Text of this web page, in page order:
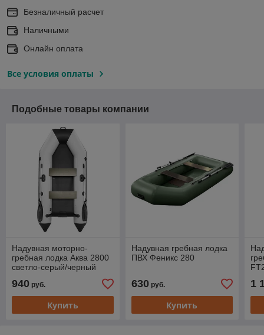
Безналичный расчет
Наличными
Онлайн оплата
Все условия оплаты
Подобные товары компании
Надувная моторно-
гребная лодка Аква 2800
светло-серый/черный
940 руб.
Купить
Надувная гребная лодка
ПВХ Феникс 280
630руб.
Купить
1